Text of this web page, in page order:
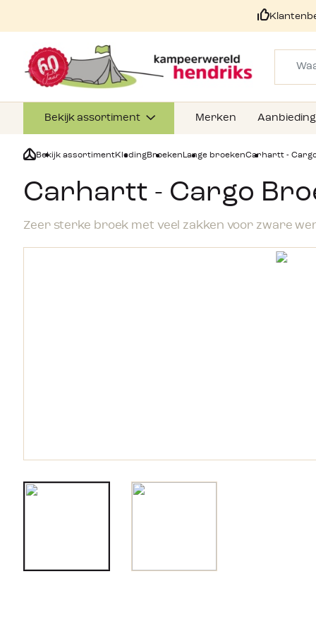
Bekijk assortiment Merken
Bekijk assortimentKledingBroeken Lange broekenCarhartt -
Carhartt - Cargo
Zeer sterke broek met veel zakken voor zware